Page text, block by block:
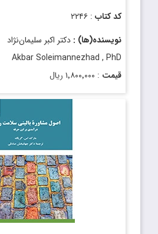
کد کتاب : ۲۲۴۶
نویسنده(ها) : دکتر اکبر سلیمان‌نژاد
Akbar Soleimannezhad , PhD
قیمت : ۱٬۸۰۰٬۰۰۰ ریال
: خرداد ۱۴۰۳